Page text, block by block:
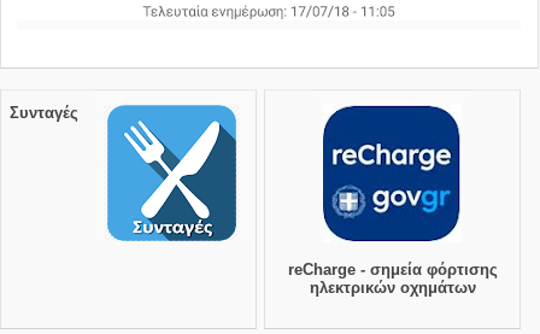
Συνταγές
reCharge - σημεία φόρτισης
ηλεκτρικών οχημάτων